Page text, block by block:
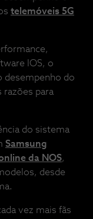
telemóveis 5G
IOS, o
desempenho do
razões para
do sistema
Samsung
da NOS,
desde
vez mais fãs